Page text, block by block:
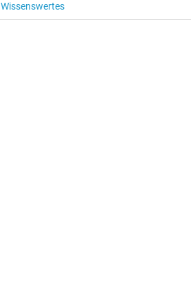
Wissenswertes